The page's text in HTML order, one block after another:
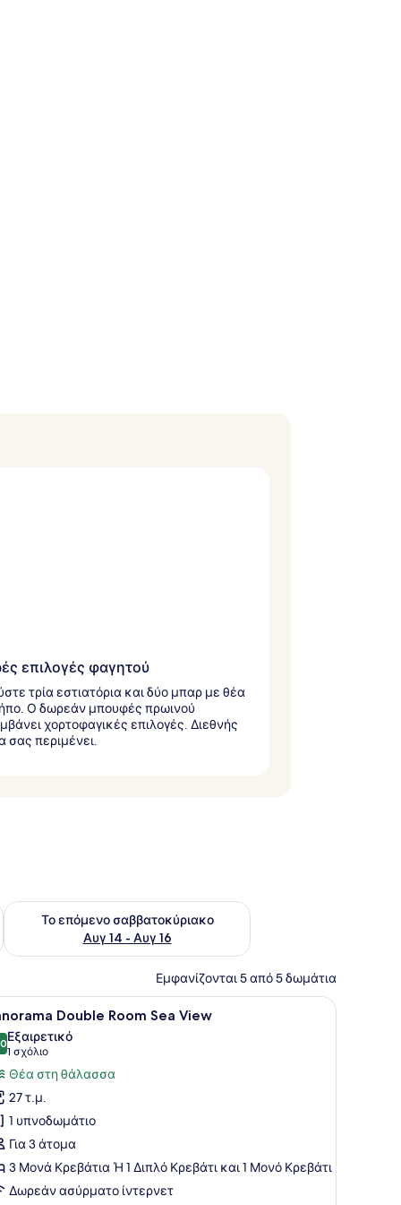
επιλογές φαγητού
τρία εστιατόρια και δύο μπαρ με θέα
Ο δωρεάν μπουφές πρωινού
χορτοφαγικές επιλογές. Διεθνής
σας περιμένει.
σαββατοκύριακο Αυγ 7 - Αυγ 9
Το επόμενο σαββατοκύριακο
Αυγ 14 - Αυγ 16
Έλεγχος διαθεσιμότητας για το επόμενο σαββατοκύριακο
Εμφανίζονται 5 από 5 δωμάτια
μπαλκόνι με ένα τραπέζι και καρέκλες.
ένα γραφείο, μια καρέκλα, ένα μικρό τραπέζι, μια τηλεόραση
Ένα δωμάτιο ξενοδοχείου με δύο
8 Double Room Sea View
στα 10
Εξαιρετικό
1 σχόλιο
(1
σχόλιο)
Θέα στη θάλασσα
27 τ.μ.
1 υπνοδωμάτιο
Για 3 άτομα
3 Μονά Κρεβάτια Ή 1 Διπλό Κρεβάτι και 1 Μονό Κρεβάτι
Δωρεάν ασύρματο ίντερνετ